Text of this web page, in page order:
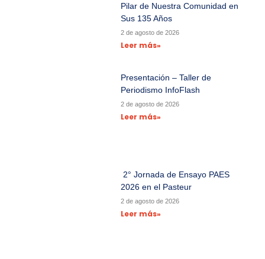
Pilar de Nuestra Comunidad en
Sus 135 Años
2 de agosto de 2026
Leer más»
Presentación – Taller de
Periodismo InfoFlash
2 de agosto de 2026
Leer más»
2° Jornada de Ensayo PAES
2026 en el Pasteur
2 de agosto de 2026
Leer más»